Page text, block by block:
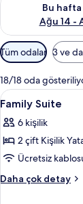
Bu
Ağu 14 -
Odalar
için
mevcut
filtreler
Tüm odalar 3 ve
18/18 oda
Family
Suite
için
tüm
fotoğrafları
görün
5
Family Suite
6 kişilik
2 çift Kişilik
Ücretsiz
Daha çok detay
Family